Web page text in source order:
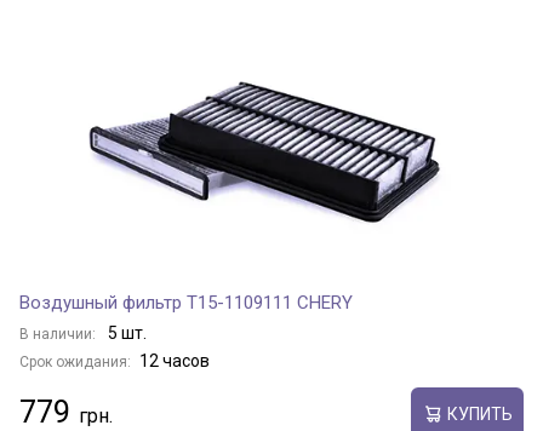
Воздушный фильтр T15-1109111 CHERY
В наличии: 5 шт.
Срок ожидания: 12 часов
779 КУПИТЬ